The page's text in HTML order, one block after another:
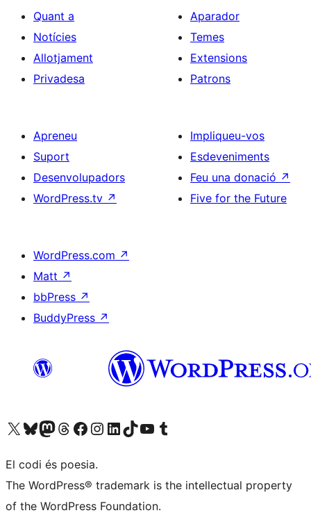
Quant a
Notícies
Allotjament
Privadesa
Aparador
Temes
Extensions
Patrons
Apreneu
Suport
Desenvolupadors
WordPress.tv ↗
Impliqueu-vos
Esdeveniments
Feu una donació ↗
Five for the Future
WordPress.com ↗
Matt ↗
bbPress ↗
BuddyPress ↗
Visiteu el nostre compte X (abans Twitter)
Visiteu el nostre compte de Bluesky
Visiteu el nostre compte al Mastodon
Visiteu el nostre compte de Threads
Visiteu la nostra pàgina al Facebook
Visiteu el nostre compte d'Instagram
Visiteu el nostre compte de LinkedIn
Visiteu el nostre compte de TikTok
Visiteu el nostre canal al YouTube
Visiteu el nostre compte de Tumblr
El codi és poesia.
The WordPress® trademark is the intellectual property
of the WordPress Foundation.